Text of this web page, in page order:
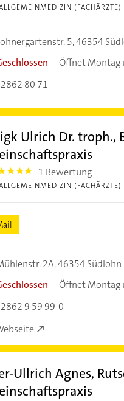
(FACHÄRZTE)
5,46354
–Öffnet Montag
80 71
Ulrich Dr. troph.,
1 Bewertung
(FACHÄRZTE)
2A,46354 Südlohn
–Öffnet Montag
9 59 99-0
Ullrich Agnes,